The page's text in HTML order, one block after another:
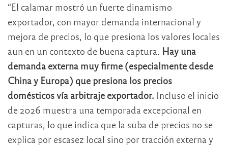
“El calamar mostró un fuerte dinamismo
exportador, con mayor demanda internacional y
mejora de precios, lo que presiona los valores locales
aun en un contexto de buena captura. Hay una
demanda externa muy firme (especialmente desde
China y Europa) que presiona los precios
domésticos vía arbitraje exportador. Incluso el inicio
de 2026 muestra una temporada excepcional en
capturas, lo que indica que la suba de precios no se
explica por escasez local sino por tracción externa y